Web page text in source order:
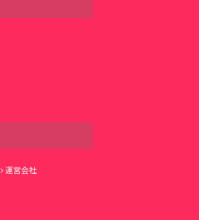
運営会社